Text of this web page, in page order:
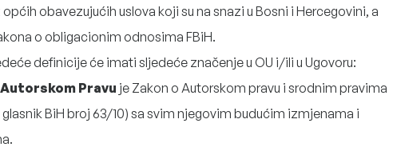
obavezujućih uslova koji su na snazi u Bosni i Hercegovini, a
o obligacionim odnosima FBiH.
definicije će imati sljedeće značenje u OU i/ili u Ugovoru:
Pravu je Zakon o Autorskom pravu i srodnim pravima
BiH broj 63/10) sa svim njegovim budućim izmjenama i